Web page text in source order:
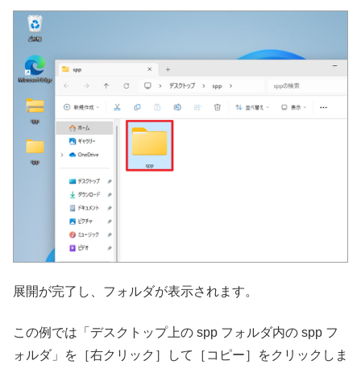
展開が完了し、フォルダが表示されます。
この例では「デスクトップ上の spp フォルダ内の spp フ
ォルダ」を［右クリック］して［コピー］をクリックしま